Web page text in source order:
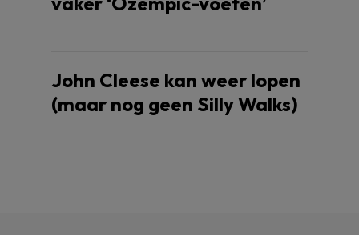
John Cleese kan weer lopen
(maar nog geen Silly Walks)